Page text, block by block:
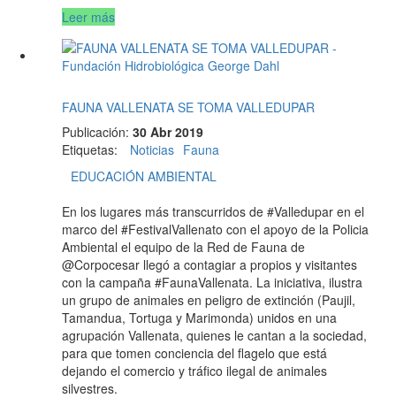
Leer más
FAUNA VALLENATA SE TOMA VALLEDUPAR
Publicación: 30 Abr 2019
Etiquetas: Noticias Fauna
EDUCACIÓN AMBIENTAL
En los lugares más transcurridos de #Valledupar en el
marco del #FestivalVallenato con el apoyo de la Policia
Ambiental el equipo de la Red de Fauna de
@Corpocesar llegó a contagiar a propios y visitantes
con la campaña #FaunaVallenata. La iniciativa, ilustra
un grupo de animales en peligro de extinción (Paujil,
Tamandua, Tortuga y Marimonda) unidos en una
agrupación Vallenata, quienes le cantan a la sociedad,
para que tomen conciencia del flagelo que está
dejando el comercio y tráfico ilegal de animales
silvestres.